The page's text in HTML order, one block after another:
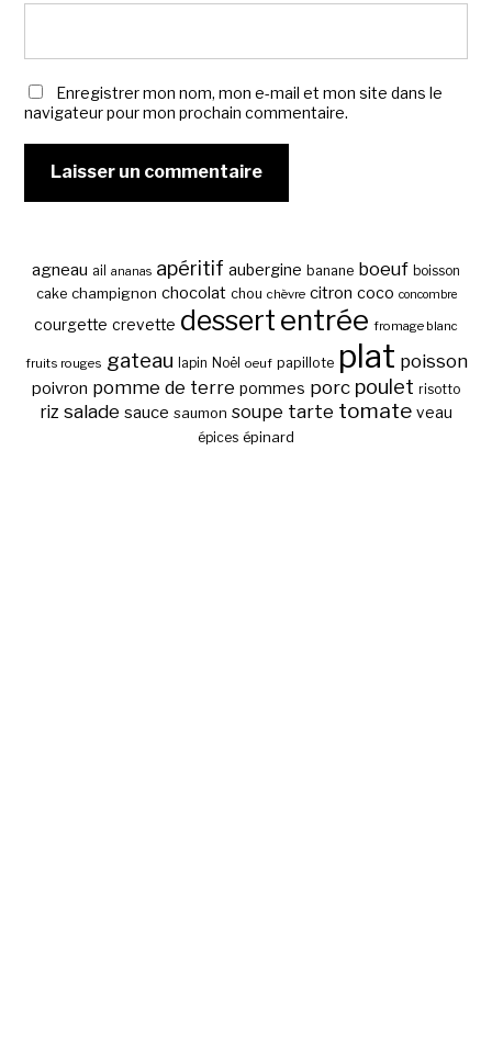
Enregistrer mon nom, mon e-mail et mon site dans le
navigateur pour mon prochain commentaire.
agneau ail ananas apéritif aubergine banane boeuf boisson
cake champignon chocolat chou chèvre citron coco concombre
courgette crevette dessert entrée fromage blanc
fruits rouges gateau lapin Noël oeuf papillote plat poisson
poivron pomme de terre pommes porc poulet risotto
riz salade sauce saumon soupe tarte tomate veau
épices épinard